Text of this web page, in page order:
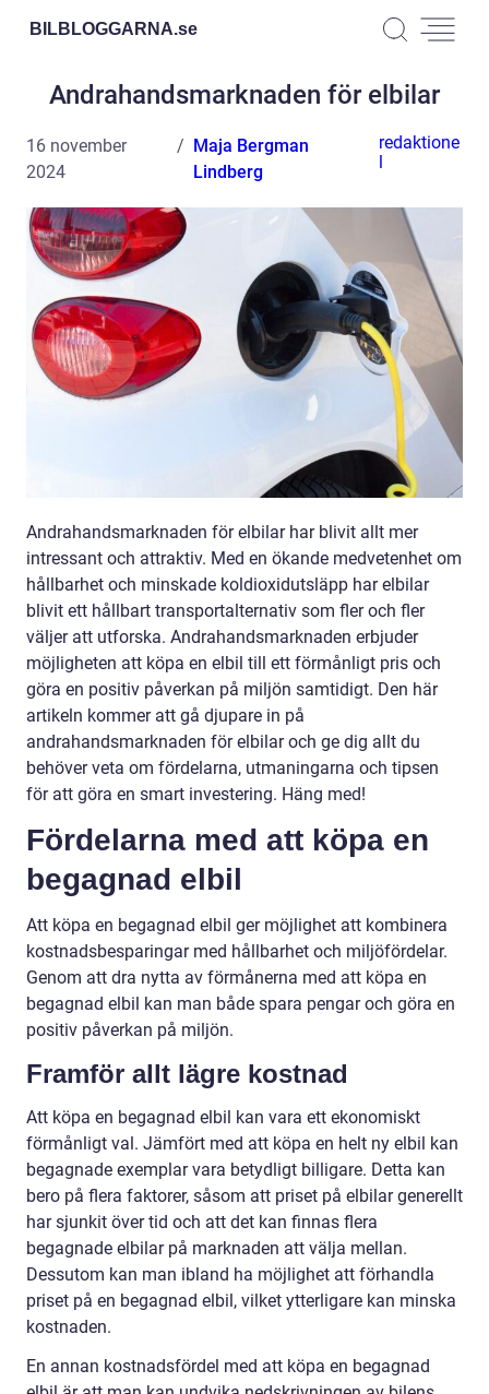
BILBLOGGARNA.se
Andrahandsmarknaden för elbilar
16 november
2024
Maja Bergman
Lindberg
redaktione
l
Andrahandsmarknaden för elbilar har blivit allt mer
intressant och attraktiv. Med en ökande medvetenhet om
hållbarhet och minskade koldioxidutsläpp har elbilar
blivit ett hållbart transportalternativ som fler och fler
väljer att utforska. Andrahandsmarknaden erbjuder
möjligheten att köpa en elbil till ett förmånligt pris och
göra en positiv påverkan på miljön samtidigt. Den här
artikeln kommer att gå djupare in på
andrahandsmarknaden för elbilar och ge dig allt du
behöver veta om fördelarna, utmaningarna och tipsen
för att göra en smart investering. Häng med!
Fördelarna med att köpa en
begagnad elbil
Att köpa en begagnad elbil ger möjlighet att kombinera
kostnadsbesparingar med hållbarhet och miljöfördelar.
Genom att dra nytta av förmånerna med att köpa en
begagnad elbil kan man både spara pengar och göra en
positiv påverkan på miljön.
Framför allt lägre kostnad
Att köpa en begagnad elbil kan vara ett ekonomiskt
förmånligt val. Jämfört med att köpa en helt ny elbil kan
begagnade exemplar vara betydligt billigare. Detta kan
bero på flera faktorer, såsom att priset på elbilar generellt
har sjunkit över tid och att det kan finnas flera
begagnade elbilar på marknaden att välja mellan.
Dessutom kan man ibland ha möjlighet att förhandla
priset på en begagnad elbil, vilket ytterligare kan minska
kostnaden.
En annan kostnadsfördel med att köpa en begagnad